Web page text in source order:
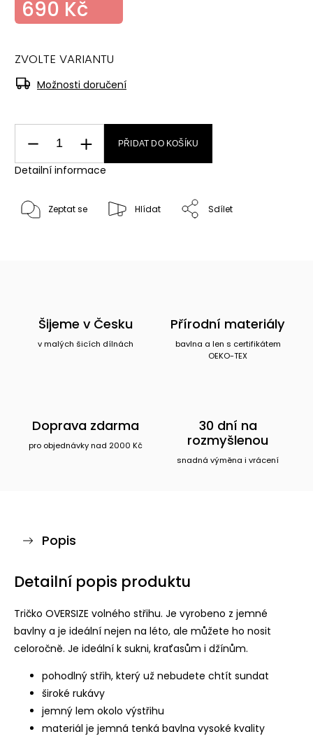
690 Kč
ZVOLTE VARIANTU
Možnosti doručení
PŘIDAT DO KOŠÍKU
Detailní informace
Zeptat se Hlídat Sdílet
Šijeme v Česku
v malých šicích dílnách
Přírodní materiály
bavlna a len s certifikátem
OEKO-TEX
Doprava zdarma
pro objednávky nad 2000 Kč
30 dní na
rozmyšlenou
snadná výměna i vrácení
Popis
Detailní popis produktu
Tričko OVERSIZE volného střihu. Je vyrobeno z jemné
bavlny a je ideální nejen na léto, ale můžete ho nosit
celoročně. Je ideální k sukni, kraťasům i džínům.
pohodlný střih, který už nebudete chtít sundat
široké rukávy
jemný lem okolo výstřihu
materiál je jemná tenká bavlna vysoké kvality